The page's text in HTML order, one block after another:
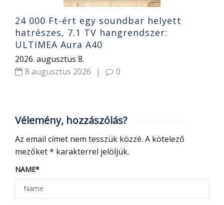
24 000 Ft-ért egy soundbar helyett
hatrészes, 7.1 TV hangrendszer:
ULTIMEA Aura A40
2026. augusztus 8.
8 augusztus 2026
| 0
Vélemény, hozzászólás?
Az email címet nem tesszük közzé. A kötelező
mezőket* karakterrel jelöljük.
NAME*